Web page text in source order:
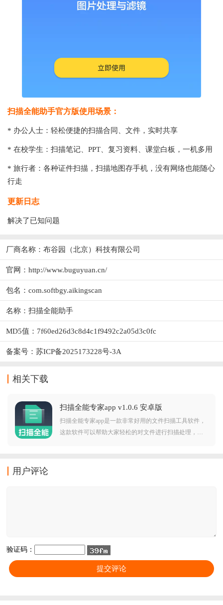
扫描全能助手官方版使用场景：
* 办公人士：轻松便捷的扫描合同、文件，实时共享
* 在校学生：扫描笔记、PPT、复习资料、课堂白板，一机多用
* 旅行者：各种证件扫描，扫描地图存手机，没有网络也能随心
行走
更新日志
解决了已知问题
厂商名称：布谷园（北京）科技有限公司
官网：http://www.buguyuan.cn/
包名：com.softbgy.aikingscan
名称：扫描全能助手
MD5值：7f60ed26d3c8d4c1f9492c2a05d3c0fc
备案号：苏ICP备2025173228号-3A
相关下载
扫描全能专家app v1.0.6 安卓版
扫描全能专家app是一款非常好用的文件扫描工具软件，
这款软件可以帮助大家轻松的对文件进行扫描处理，而
用户评论
验证码：